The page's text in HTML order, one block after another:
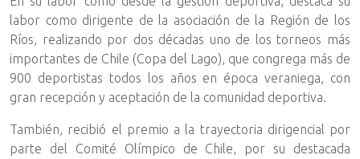
labor como dirigente de la asociación de la Región de los
Ríos, realizando por dos décadas uno de los torneos más
importantes de Chile (Copa del Lago), que congrega más de
900 deportistas todos los años en época veraniega, con
gran recepción y aceptación de la comunidad deportiva.
También, recibió el premio a la trayectoria dirigencial por
parte del Comité Olímpico de Chile, por su destacada